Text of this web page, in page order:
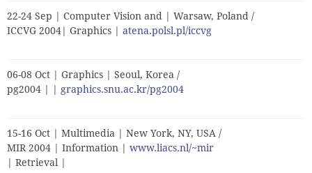
22-24 Sep | Computer Vision and | Warsaw, Poland /
ICCVG 2004| Graphics | atena.polsl.pl/iccvg
06-08 Oct | Graphics | Seoul, Korea /
pg2004 | | graphics.snu.ac.kr/pg2004
15-16 Oct | Multimedia | New York, NY, USA /
MIR 2004 | Information | www.liacs.nl/~mir
| Retrieval |